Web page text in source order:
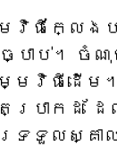
មវិធីក្លែង
ច្បាប់។
ម្មវិធីដើម
ប្រាកដ ដ
ារទទួលស្គ